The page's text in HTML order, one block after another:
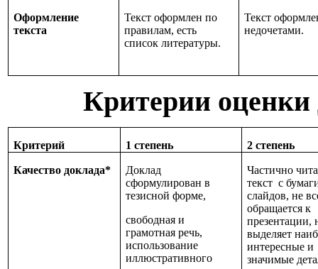
Оформление
текста
Текст оформлен по
правилам, есть
список литературы.
Текст
недочетами.
Критерии оценки
Критерий 1 степень 2 степень
Качество доклада*
Доклад
сформулирован в
тезисной форме,
свободная и
грамотная речь,
использование
иллюстративного
Частично
текст с
слайдов, не
обращается к
презентации,
выделяет
интересные и
значимые